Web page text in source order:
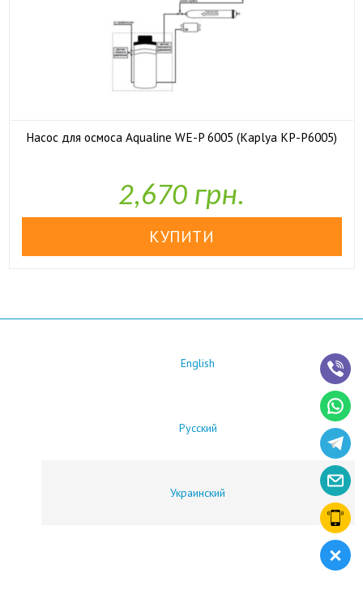
Насос для осмоса Aqualine WE-P 6005 (Kaplya KP-P6005)
2,670 грн.
English
Русский
Украинский